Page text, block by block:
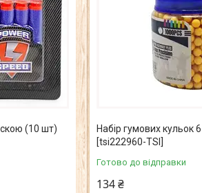
(10 шт)
Набір гумових кульок
[tsi222960-TSI]
Готово до відправки
134 ₴